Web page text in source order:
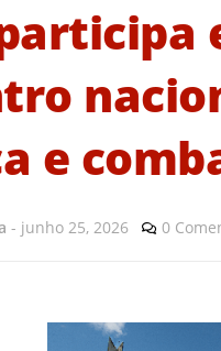
e
- junho 25, 2026 0